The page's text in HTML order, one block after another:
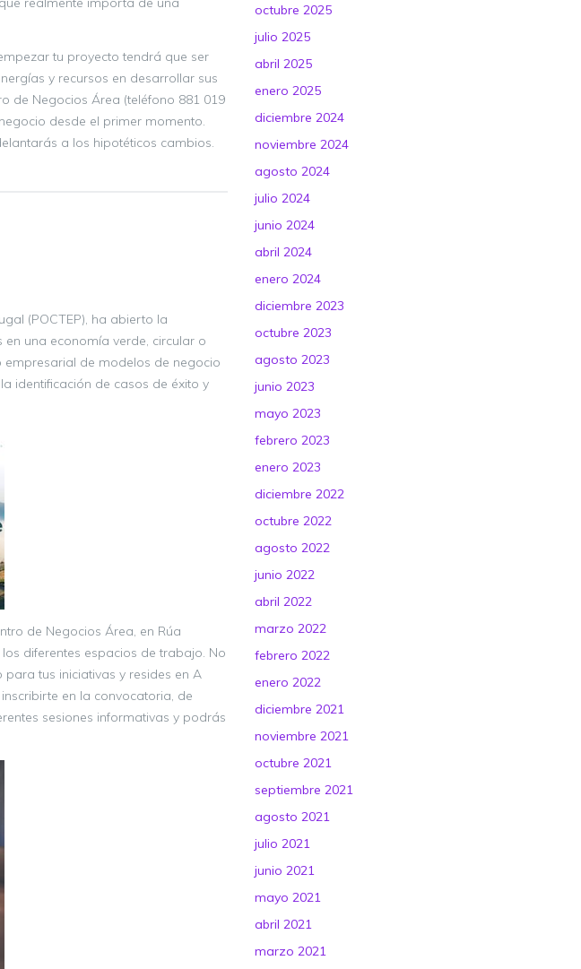
tu proyecto tendrá que ser
y recursos en desarrollar sus
de Negocios Área (teléfono 881 019
desde el primer momento.
a los hipotéticos cambios.
(POCTEP), ha abierto la
una economía verde, circular o
empresarial de modelos de negocio
identificación de casos de éxito y
de Negocios Área, en Rúa
diferentes espacios de trabajo. No
para tus iniciativas y resides en A
en la convocatoria, de
sesiones informativas y podrás
octubre 2025
julio 2025
abril 2025
enero 2025
diciembre 2024
noviembre 2024
agosto 2024
julio 2024
junio 2024
abril 2024
enero 2024
diciembre 2023
octubre 2023
agosto 2023
junio 2023
mayo 2023
febrero 2023
enero 2023
diciembre 2022
octubre 2022
agosto 2022
junio 2022
abril 2022
marzo 2022
febrero 2022
enero 2022
diciembre 2021
noviembre 2021
octubre 2021
septiembre 2021
agosto 2021
julio 2021
junio 2021
mayo 2021
abril 2021
marzo 2021